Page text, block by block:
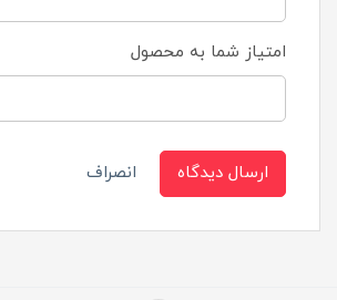
امتیاز شما به محصول
ارسال دیدگاه انصراف